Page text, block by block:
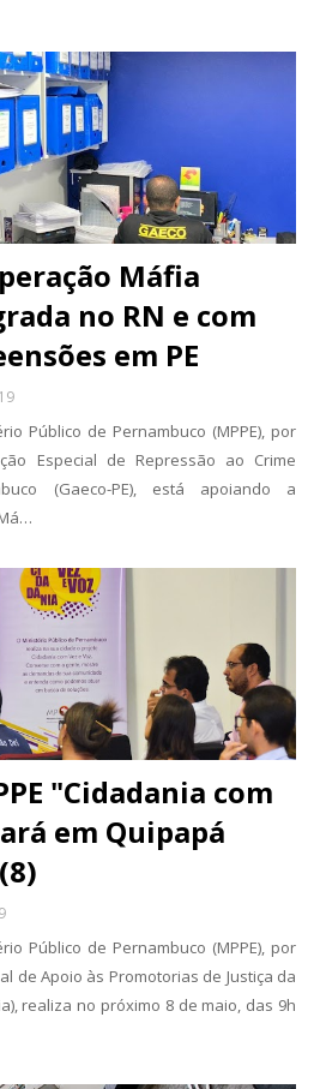
Máfia
no RN e com
em PE
Público de Pernambuco (MPPE), por
Especial de Repressão ao Crime
(Gaeco-PE), está apoiando a
"Cidadania com
em Quipapá
Público de Pernambuco (MPPE), por
de Apoio às Promotorias de Justiça da
realiza no próximo 8 de maio, das 9h